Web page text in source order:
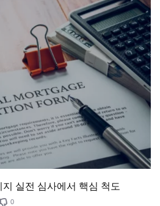
실전 심사에서 핵심 척도
0